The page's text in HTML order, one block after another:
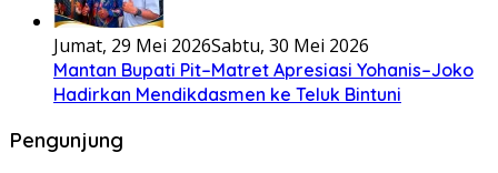
Jumat, 29 Mei 2026Sabtu, 30 Mei 2026
Mantan Bupati Pit–Matret Apresiasi Yohanis–Joko
Hadirkan Mendikdasmen ke Teluk Bintuni
Pengunjung